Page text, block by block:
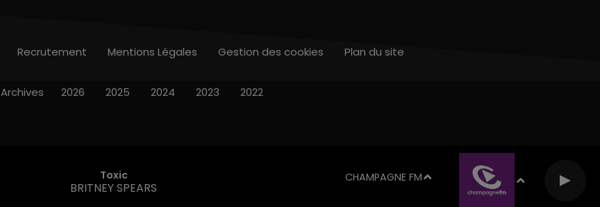
Toxic
BRITNEY SPEARS
CHAMPAGNE FM
Recrutement Mentions Légales Gestion des cookies Plan du site
Archives 2026 2025 2024 2023 2022